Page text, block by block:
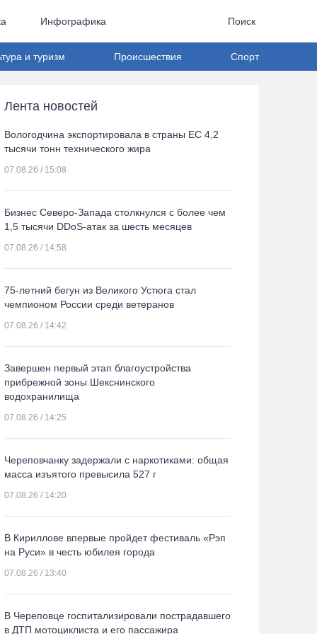
Инфографика Поиск
и туризм Происшествия Спорт
Лента новостей
Вологодчина экспортировала в страны ЕС 4,2
тысячи тонн технического жира
07.08.26 / 15:08
Бизнес Северо-Запада столкнулся с более чем
1,5 тысячи DDoS-атак за шесть месяцев
07.08.26 / 14:58
75-летний бегун из Великого Устюга стал
чемпионом России среди ветеранов
07.08.26 / 14:42
Завершен первый этап благоустройства
прибрежной зоны Шекснинского
водохранилища
07.08.26 / 14:25
Череповчанку задержали с наркотиками: общая
масса изъятого превысила 527 г
07.08.26 / 14:20
В Кириллове впервые пройдет фестиваль «Рэп
на Руси» в честь юбилея города
07.08.26 / 13:40
В Череповце госпитализировали пострадавшего
в ДТП мотоциклиста и его пассажира